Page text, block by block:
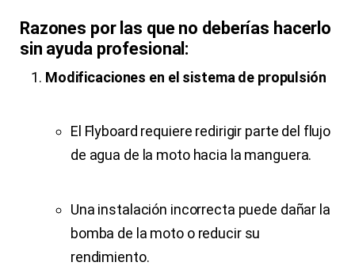
Razones por las que no deberías hacerlo
sin ayuda profesional:
Modificaciones en el sistema de propulsión
El Flyboard requiere redirigir parte del flujo
de agua de la moto hacia la manguera.
Una instalación incorrecta puede dañar la
bomba de la moto o reducir su
rendimiento.